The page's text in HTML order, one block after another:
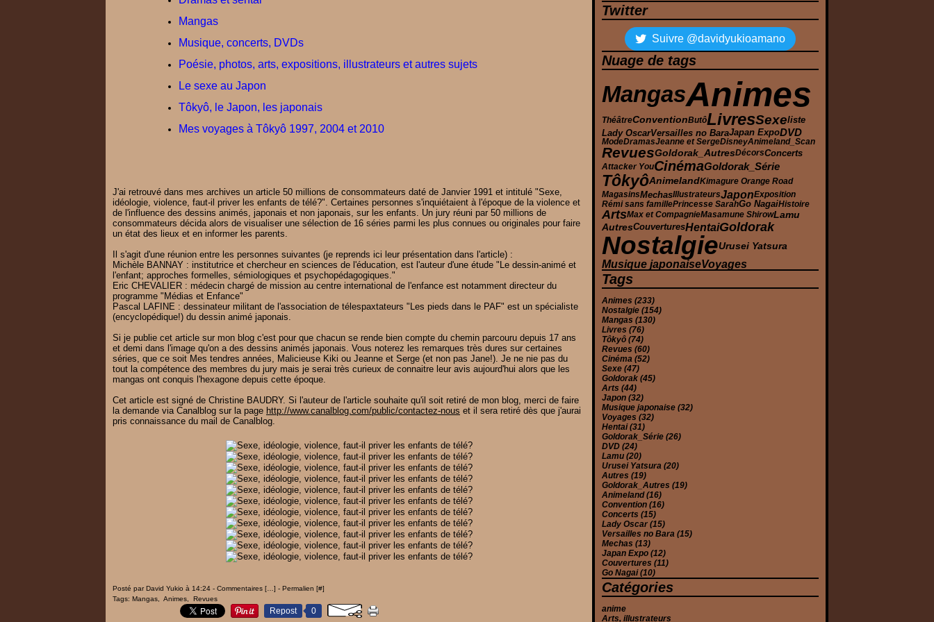
Mangas
Musique, concerts, DVDs
Poésie, photos, arts, expositions, illustrateurs et autres sujets
Le sexe au Japon
Tôkyô, le Japon, les japonais
Mes voyages à Tôkyô 1997, 2004 et 2010
J'ai retrouvé dans mes archives un article 50 millions de consommateurs daté de Janvier 1991 et intitulé "Sexe,
idéologie, violence, faut-il priver les enfants de télé?". Certaines personnes s'inquiétaient à l'époque de la violence et
de l'influence des dessins animés, japonais et non japonais, sur les enfants. Un jury réuni par 50 millions de
consommateurs décida alors de visualiser une sélection de 16 séries parmi les plus connues ou originales pour faire
un état des lieux et en informer les parents.
Il s'agit d'une réunion entre les personnes suivantes (je reprends ici leur présentation dans l'article) :
Michèle BANNAY : institutrice et chercheur en sciences de l'éducation, est l'auteur d'une étude "Le dessin-animé et
l'enfant; approches formelles, sémiologiques et psychopédagogiques."
Eric CHEVALIER : médecin chargé de mission au centre international de l'enfance est notamment directeur du
programme "Médias et Enfance"
Pascal LAFINE : dessinateur militant de l'association de télespaxtateurs "Les pieds dans le PAF" est un spécialiste
(encyclopédique!) du dessin animé japonais.
Si je publie cet article sur mon blog c'est pour que chacun se rende bien compte du chemin parcouru depuis 17 ans
et demi dans l'image qu'on a des dessins animés japonais. Vous noterez les remarques très dures sur certaines
séries, que ce soit Mes tendres années, Malicieuse Kiki ou Jeanne et Serge (et non pas Jane!). Je ne nie pas du
tout la compétence des membres du jury mais je serai très curieux de connaitre leur avis aujourd'hui alors que les
mangas ont conquis l'hexagone depuis cette époque.
Cet article est signé de Christine BAUDRY. Si l'auteur de l'article souhaite qu'il soit retiré de mon blog, merci de faire
la demande via Canalblog sur la page http://www.canalblog.com/public/contactez-nous et il sera retiré dès que j'aurai
pris connaissance du mail de Canalblog.
Posté par David Yukio à 14:24 - Commentaires [ ] - Permalien [#]
Tags: Mangas Animes Revues
Repost 0
Twitter
Suivre @davidyukioamano
Nuage de tags
MangasAnimes
ThéâtreConventionButôLivresSexeliste
Lady OscarVersailles no BaraJapan ExpoDVD
ModeDramasJeanne et SergeDisneyAnimeland_Scan
RevuesGoldorak_AutresDécorsConcerts
Attacker YouCinémaGoldorak_Série
TôkyôAnimelandKimagure Orange Road
MagasinsMechasIllustrateursJaponExposition
Rémi sans famillePrincesse SarahGo NagaiHistoire
ArtsMax et CompagnieMasamune ShirowLamu
AutresCouverturesHentaiGoldorak
NostalgieUrusei Yatsura
Musique japonaiseVoyages
Tags
Animes (233)
Nostalgie (154)
Mangas (130)
Livres (76)
Tôkyô (74)
Revues (60)
Cinéma (52)
Sexe (47)
Goldorak (45)
Arts (44)
Japon (32)
Musique japonaise (32)
Voyages (32)
Hentai(31)
Goldorak_Série (26)
DVD (24)
Lamu (20)
Urusei Yatsura (20)
Autres (19)
Goldorak_Autres (19)
Animeland(16)
Convention (16)
Concerts (15)
Lady Oscar (15)
Versailles no Bara (15)
Mechas (13)
Japan Expo (12)
Couvertures (11)
Go Nagai(10)
Catégories
anime
Arts, illustrateurs